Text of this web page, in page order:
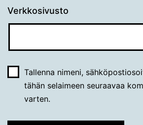
Verkkosivusto
Tallenna nimeni,
tähän selaimeen seuraavaa
varten.